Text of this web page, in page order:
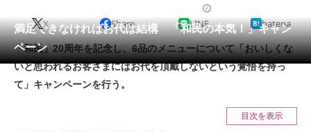
会員記事
メディア
注目記事を集めた総合ページ
満足できなければお代は結構 「和民の本気！」キャン
ペーン
X Share LINE hatena
「和民」20周年を記念し、6品のメニューについて「おいしくな
いと思われるお客さまにはお代を頂戴しないという覚悟を持っ
て」キャンペーンを行う。
目次を表示